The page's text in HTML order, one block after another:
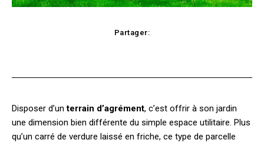
Partager:
Disposer d’unterrain d’agrément, c’est offrir à son jardin
une dimension bien différente du simple espace utilitaire. Plus
qu’un carré de verdure laissé en friche, ce type de parcelle